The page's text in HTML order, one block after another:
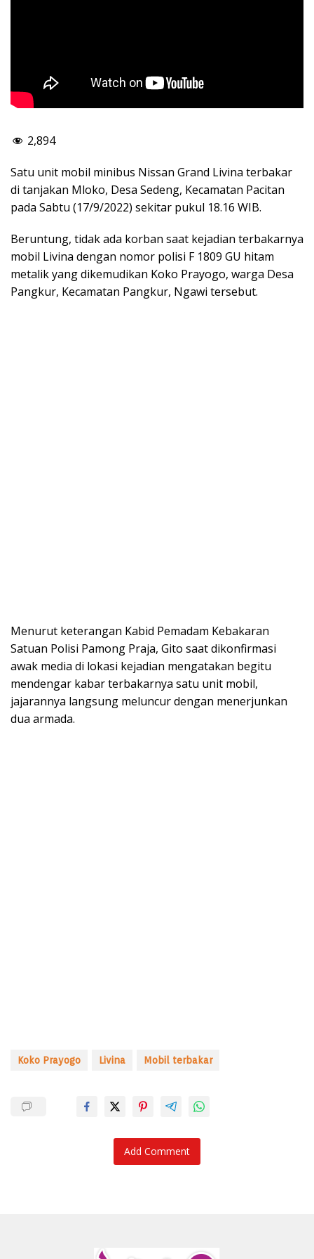
2,894
Satu unit mobil minibus Nissan Grand Livina terbakar
di tanjakan Mloko, Desa Sedeng, Kecamatan Pacitan
pada Sabtu (17/9/2022) sekitar pukul 18.16 WIB.
Beruntung, tidak ada korban saat kejadian terbakarnya
mobil Livina dengan nomor polisi F 1809 GU hitam
metalik yang dikemudikan Koko Prayogo, warga Desa
Pangkur, Kecamatan Pangkur, Ngawi tersebut.
Menurut keterangan Kabid Pemadam Kebakaran
Satuan Polisi Pamong Praja, Gito saat dikonfirmasi
awak media di lokasi kejadian mengatakan begitu
mendengar kabar terbakarnya satu unit mobil,
jajarannya langsung meluncur dengan menerjunkan
dua armada.
Koko Prayogo Livina Mobil terbakar
Add Comment